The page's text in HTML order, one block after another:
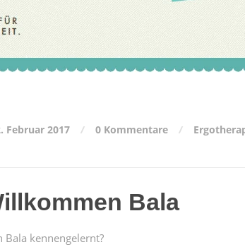
Februar 2017 0 Kommentare
Bala
Bala kennengelernt?